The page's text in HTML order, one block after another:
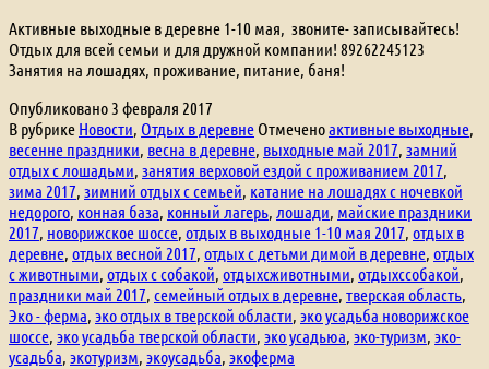
Активные выходные в деревне 1-10 мая, звоните- записывайтесь!
Отдых для всей семьи и для дружной компании! 89262245123
Занятия на лошадях, проживание, питание, баня!
Опубликовано 3 февраля 2017
В рубрике Новости, Отдых в деревне Отмеченоактивные выходные,
весенне праздники, весна в деревне, выходные май 2017, замний
отдых с лошадьми, занятия верховой ездой с проживанием 2017,
зима 2017, зимний отдых с семьей, катание на лошадях с ночевкой
недорого, конная база, конный лагерь, лошади, майские праздники
2017, новорижское шоссе, отдых в выходные 1-10 мая 2017, отдых в
деревне, отдых весной 2017, отдых с детьми димой в деревне, отдых
с животными, отдых с собакой, отдыхсживотными, отдыхссобакой,
праздники май 2017, семейный отдых в деревне, тверская область,
Эко - ферма, эко отдых в тверской области, эко усадьба новорижское
шоссе, эко усадьба тверской области, эко усадьюа, эко-туризм, эко-
усадьба, экотуризм, экоусадьба, экоферма